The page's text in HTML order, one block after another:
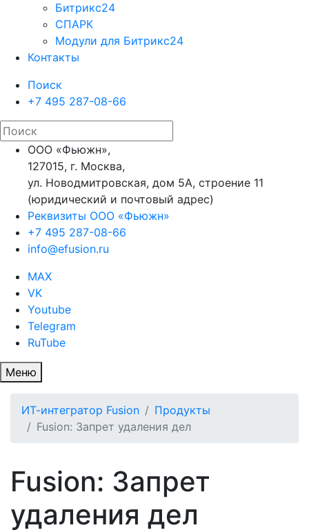
Битрикс24
СПАРК
Модули для Битрикс24
Контакты
Поиск
+7 495 287-08-66
ООО «Фьюжн»,
127015, г. Москва,
ул. Новодмитровская, дом 5А, строение 11
(юридический и почтовый адрес)
Реквизиты ООО «Фьюжн»
+7 495 287-08-66
info@efusion.ru
MAX
VK
Youtube
Telegram
RuTube
Меню
ИТ-интегратор Fusion
Продукты
Fusion: Запрет удаления дел
Fusion: Запрет
удаления дел